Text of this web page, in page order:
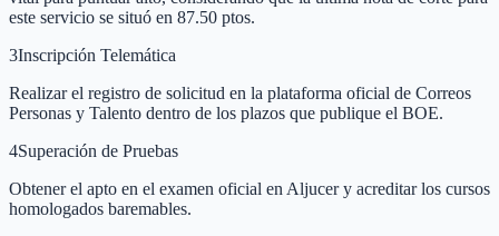
este servicio se situó en 87.50 ptos.
3Inscripción Telemática
Realizar el registro de solicitud en la plataforma oficial de Correos
Personas y Talento dentro de los plazos que publique el BOE.
4Superación de Pruebas
Obtener el apto en el examen oficial en Aljucer y acreditar los cursos
homologados baremables.